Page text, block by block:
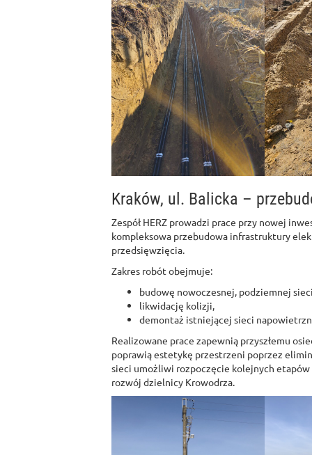
Kraków, ul. Balicka –
Zespół HERZ prowadzi prace przy nowej
kompleksowa przebudowa infrastruktury
przedsięwzięcia.
Zakres robót obejmuje:
budowę nowoczesnej, podziemnej
likwidację kolizji,
demontaż istniejącej sieci
Realizowane prace zapewnią przyszłemu
poprawią estetykę przestrzeni poprzez
sieci umożliwi rozpoczęcie kolejnych
rozwój dzielnicy Krowodrza.